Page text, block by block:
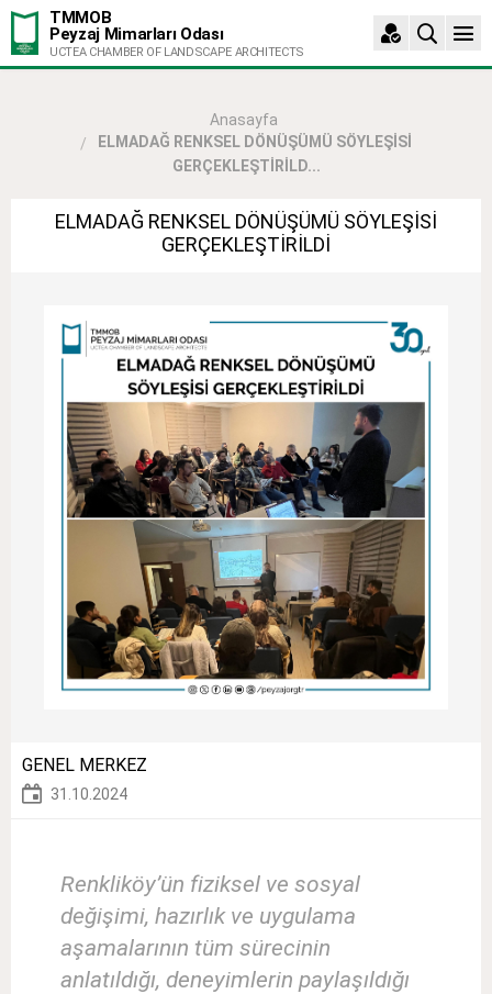
TMMOB
Peyzaj Mimarları Odası
UCTEA CHAMBER OF LANDSCAPE ARCHITECTS
Anasayfa
ELMADAĞ RENKSEL DÖNÜŞÜMÜ SÖYLEŞİSİ
GERÇEKLEŞTİRİLD...
ELMADAĞ RENKSEL DÖNÜŞÜMÜ SÖYLEŞİSİ
GERÇEKLEŞTİRİLDİ
GENEL MERKEZ
31.10.2024
Renkliköy’ün fiziksel ve sosyal
değişimi, hazırlık ve uygulama
aşamalarının tüm sürecinin
anlatıldığı, deneyimlerin paylaşıldığı